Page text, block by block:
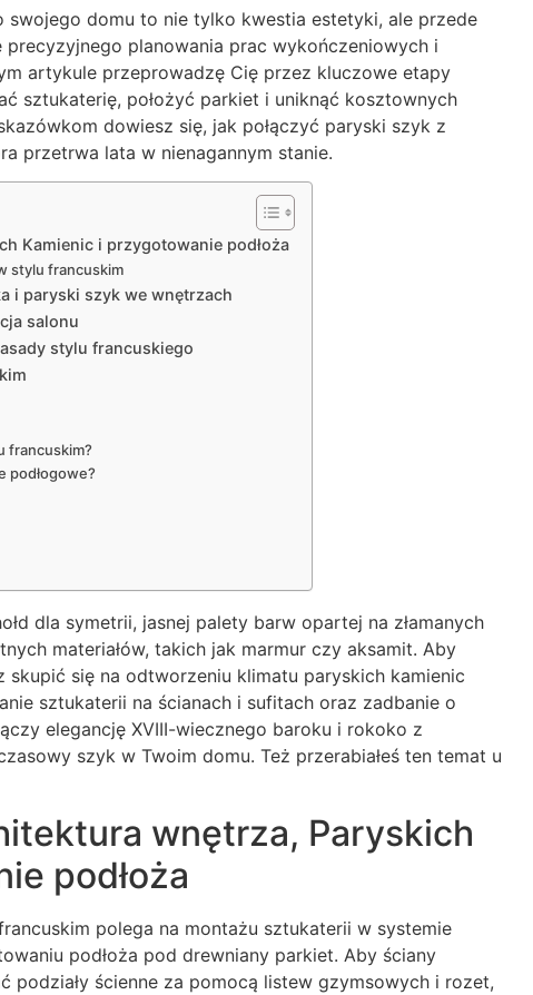
swojego domu to nie tylko kwestia estetyki, ale przede
planowania prac wykończeniowych i
artykule przeprowadzę Cię przez kluczowe etapy
sztukaterię, położyć parkiet i uniknąć kosztownych
dowiesz się, jak połączyć paryski szyk z
przetrwa lata w nienagannym stanie.
Kamienic i przygotowanie podłoża
stylu francuskim
i paryski szyk we wnętrzach
salonu
stylu francuskiego
francuskim?
podłogowe?
dla symetrii, jasnej palety barw opartej na złamanych
materiałów, takich jak marmur czy aksamit. Aby
skupić się na odtworzeniu klimatu paryskich kamienic
sztukaterii na ścianach i sufitach oraz zadbanie o
elegancję XVIII-wiecznego baroku i rokoko z
szyk w Twoim domu. Też przerabiałeś ten temat u
wnętrza, Paryskich
podłoża
polega na montażu sztukaterii w systemie
podłoża pod drewniany parkiet. Aby ściany
podziały ścienne za pomocą listew gzymsowych i rozet,